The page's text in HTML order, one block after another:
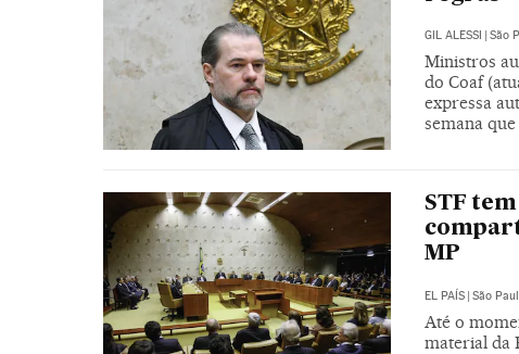
GIL ALESSI | São
Ministros
do Coaf
expressa
semana
STF
MP
EL PAÍS | São
Até o
material da